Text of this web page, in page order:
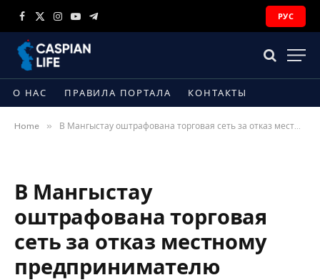
Facebook
X
Instagram
YouTubeTelegram
РУС
О НАС ПРАВИЛА ПОРТАЛА КОНТАКТЫ
Home » В Мангыстау оштрафована торговая сеть за отказ местному предпринимателю
В Мангыстау
оштрафована торговая
сеть за отказ местному
предпринимателю